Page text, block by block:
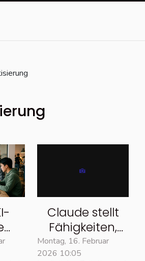
Claude stellt
Fähigkeiten,
Konnektoren
und
Montag, 16. Februar
2026 10:05